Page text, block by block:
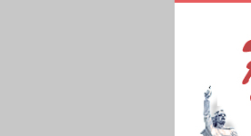
Meniu